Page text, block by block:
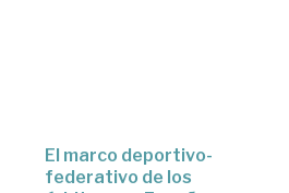
El marco deportivo-
federativo de los